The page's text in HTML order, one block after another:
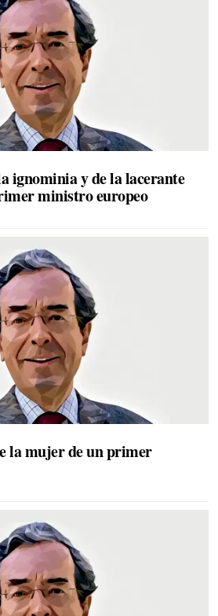
ignominia y de la lacerante
ministro europeo
la mujer de un primer